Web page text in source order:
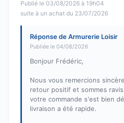
Publié le 03/08/2026 à 19h04
suite à un achat du 23/07/2026
Réponse de Armurerie Loisir
Publiée le 04/08/2026
Bonjour Frédéric,
Nous vous remercions
retour positif et sommes
votre commande s'est bien
livraison a été rapide.